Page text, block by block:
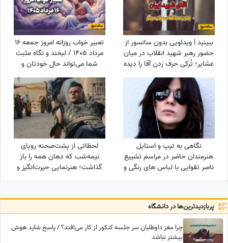
ببینید | ویدئویی بدون سانسور از
حضور رهبر شهید انقلاب در میان
عشایر؛ تُرکی حرف زدن آقا را دیده
بودید؟
تعبیر خواب روزانه امروز جمعه 16
مرداد 1405 / لبخند و نگاه مثبت
شما می‌تواند حال خودتان و
اطرافیانتان را بهتر کند
نگاهی به تیپ و استایل
هنرمندان حاضر در مراسم تشییع
ناصر تقوایی با لباس های رنگی و
سفید به سفارش همسر آن
حسینی، مارال بنی آدم، ستاره
اسکندری و...
لحظاتی از پشت‌صحنه رویای
نیمه‌شب که دهان همه را باز
گذاشت؛ هنرنمایی حیرت‌انگیز و
جانانه روزبه حصاری بدون
پربازدید‌ترین‌ها در دانشگاه
چرا مغز داوطلبان سر جلسه کنکور از کار می‌افتد؟ / پاسخ شاید هوش
بیشتر نباشد